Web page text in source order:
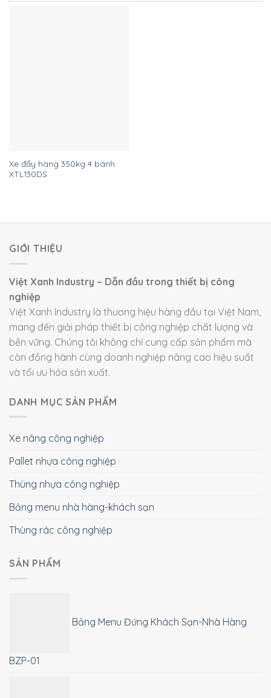
Xe đẩy hàng 350kg 4 bánh
XTL130DS
GIỚI THIỆU
Việt Xanh Industry – Dẫn đầu trong thiết bị công
nghiệp
Việt Xanh Industry là thương hiệu hàng đầu tại Việt Nam,
mang đến giải pháp thiết bị công nghiệp chất lượng và
bền vững. Chúng tôi không chỉ cung cấp sản phẩm mà
còn đồng hành cùng doanh nghiệp nâng cao hiệu suất
và tối ưu hóa sản xuất.
DANH MỤC SẢN PHẨM
Xe nâng công nghiệp
Pallet nhựa công nghiệp
Thùng nhựa công nghiệp
Bảng menu nhà hàng-khách sạn
Thùng rác công nghiệp
SẢN PHẨM
Bảng Menu Đứng Khách Sạn-Nhà Hàng
BZP-01